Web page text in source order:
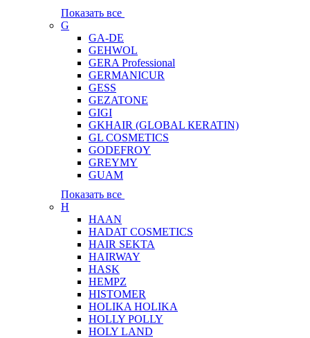
Показать все
G
GA-DE
GEHWOL
GERA Professional
GERMANICUR
GESS
GEZATONE
GIGI
GKHAIR (GLOBAL КЕRATIN)
GL COSMETICS
GODEFROY
GREYMY
GUAM
Показать все
H
HAAN
HADAT COSMETICS
HAIR SEKTA
HAIRWAY
HASK
HEMPZ
HISTOMER
HOLIKA HOLIKA
HOLLY POLLY
HOLY LAND